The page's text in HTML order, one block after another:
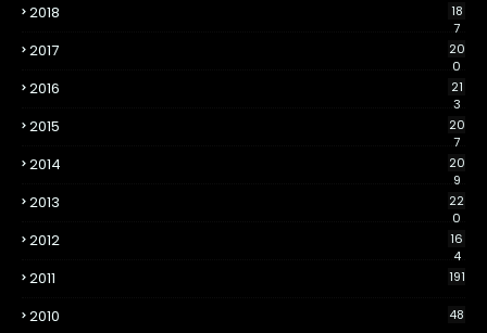
2018
18
7
2017
20
0
2016
21
3
2015
20
7
2014
20
9
2013
22
0
2012
16
4
2011 191
2010 48